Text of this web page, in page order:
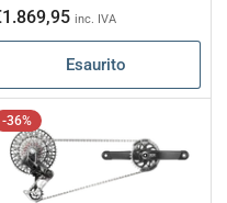
scontato
inc. IVA
Esaurito
-36%